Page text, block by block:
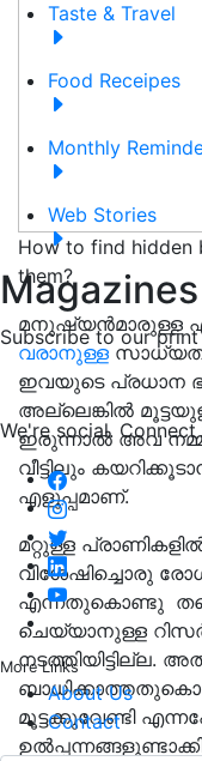
Taste & Travel
Food Receipes
Monthly
Web Stories
Magazines
Subscribe to our
We're social.
More Links
About Us
Contact
How to find hidden
them?
മനുഷ്യൻമാരുള്ള
വരാനുള്ള
ഇവയുടെ പ്രധാന
അല്ലെങ്കിൽ
ഇരുന്നാൽ അവ
വീട്ടിലും
എളുപ്പമാണ്.
മറ്റുള്ള
വിശേഷിച്ചൊരു
എന്നതുകൊണ്ടു
ചെയ്യാനുള്ള
നടത്തിയിട്ടില്ല.
മൂട്ടക്കുവേണ്ടി